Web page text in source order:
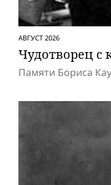
АВГУСТ 2026
Чудотворец с
Памяти Бориса